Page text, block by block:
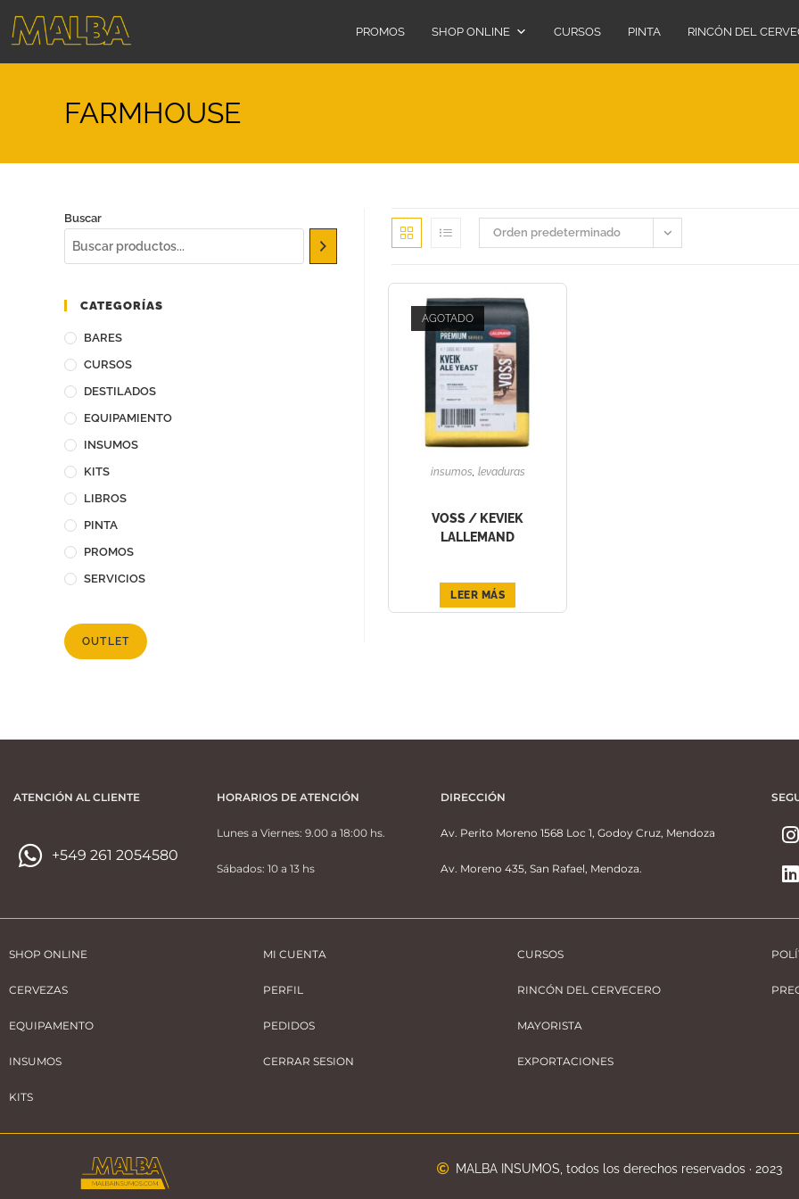
PROMOS SHOP ONLINE CURSOS PINTA RINCÓN DEL
FARMHOUSE
Buscar
CATEGORÍAS
BARES
CURSOS
DESTILADOS
EQUIPAMIENTO
INSUMOS
KITS
LIBROS
PINTA
PROMOS
SERVICIOS
OUTLET
Orden predeterminado
AGOTADO
insumos, levaduras
VOSS / KEVIEK
LALLEMAND
LEER MÁS
ATENCIÓN AL CLIENTE
+549 261 2054580
HORARIOS DE ATENCIÓN
Lunes a Viernes: 9.00 a 18:00 hs.
Sábados: 10 a 13 hs
DIRECCIÓN
Av. Perito Moreno 1568 Loc 1, Godoy Cruz, Mendoza
Av. Moreno 435, San Rafael, Mendoza.
SHOP ONLINE
CERVEZAS
EQUIPAMENTO
INSUMOS
KITS
MI CUENTA
PERFIL
PEDIDOS
CERRAR SESION
CURSOS
RINCÓN DEL CERVECERO
MAYORISTA
EXPORTACIONES
MALBA INSUMOS, todos los derechos reservados · 2023